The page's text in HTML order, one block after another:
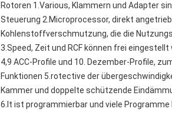
Rotoren 1.Various, Klammern und Adapter
Steuerung 2.Microprocessor, direkt
Kohlenstoffverschmutzung, die die
3.Speed, Zeit und RCF können frei eingestellt
4,9 ACC-Profile und 10. Dezember-Profile,
Funktionen 5.rotective der
Kammer und doppelte schützende
6.It ist programmierbar und viele